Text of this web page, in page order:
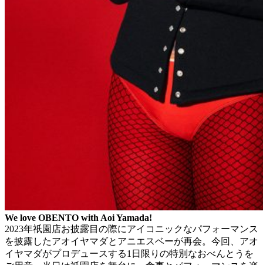
We love OBENTO with Aoi Yamada!
2023年祇園店お披露目の際にアイコニックなパフォーマンス
を披露したアオイヤマダとアニエスベーが再会。今回、アオ
イヤマダがプロデュースする1日限りの特別なおべんとうを